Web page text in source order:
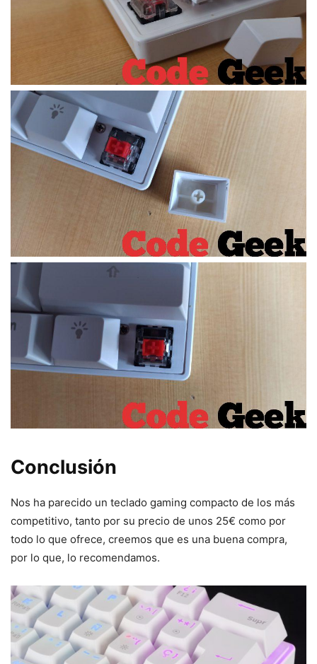
Conclusión
Nos ha parecido un teclado gaming compacto de los más
competitivo, tanto por su precio de unos 25€ como por
todo lo que ofrece, creemos que es una buena compra,
por lo que, lo recomendamos.